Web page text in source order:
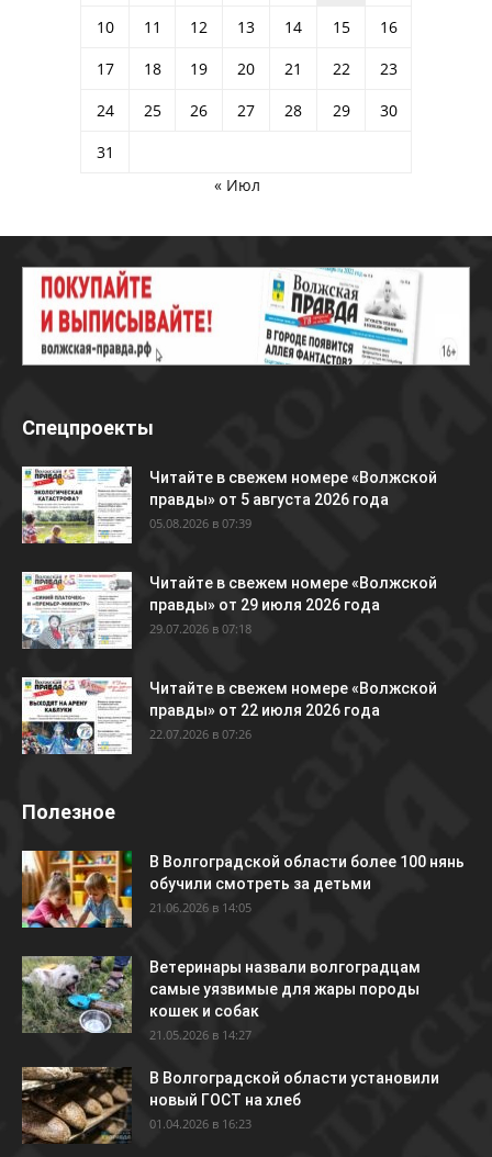
10
11 12 13 14 15
16
17
18 19 20 21 22
23
24
25 26 27 28 29
30
31
« Июл
Спецпроекты
Читайте в свежем номере «Волжской
правды» от 5 августа 2026 года
05.08.2026 в 07:39
Читайте в свежем номере «Волжской
правды» от 29 июля 2026 года
29.07.2026 в 07:18
Читайте в свежем номере «Волжской
правды» от 22 июля 2026 года
22.07.2026 в 07:26
Полезное
В Волгоградской области более 100 нянь
обучили смотреть за детьми
21.06.2026 в 14:05
Ветеринары назвали волгоградцам
самые уязвимые для жары породы
кошек и собак
21.05.2026 в 14:27
В Волгоградской области установили
новый ГОСТ на хлеб
01.04.2026 в 16:23